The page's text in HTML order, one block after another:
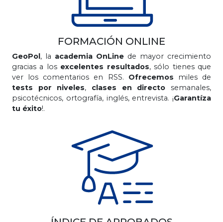
FORMACIÓN ONLINE
GeoPol, la academia OnLine de mayor crecimiento
gracias a los excelentes resultados, sólo tienes que
ver los comentarios en RSS. Ofrecemos miles de
tests por niveles, clases en directo semanales,
psicotécnicos, ortografía, inglés, entrevista. ¡Garantíza
tu éxito!.